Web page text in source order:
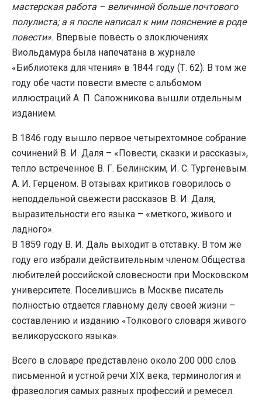
мастерская работа – величиной больше почтового
полулиста; а я после написал к ним пояснение в роде
повести». Впервые повесть о злоключениях
Виольдамура была напечатана в журнале
«Библиотека для чтения» в 1844 году (Т. 62). В том же
году обе части повести вместе с альбомом
иллюстраций А. П. Сапожникова вышли отдельным
изданием.
В 1846 году вышло первое четырехтомное собрание
сочинений В. И. Даля – «Повести, сказки и рассказы»,
тепло встреченное В. Г. Белинским, И. С. Тургеневым.
А. И. Герценом. В отзывах критиков говорилось о
неподдельной свежести рассказов В. И. Даля,
выразительности его языка – «меткого, живого и
ладного».
В 1859 году В. И. Даль выходит в отставку. В том же
году его избрали действительным членом Общества
любителей российской словесности при Московском
университете. Поселившись в Москве писатель
полностью отдается главному делу своей жизни –
составлению и изданию «Толкового словаря живого
великорусского языка».
Всего в словаре представлено около 200 000 слов
письменной и устной речи XIX века, терминология и
фразеология самых разных профессий и ремесел.